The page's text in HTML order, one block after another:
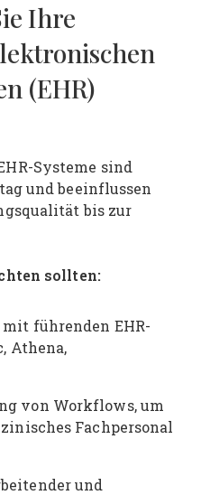
Ihre
(EHR)
Systeme sind
und beeinflussen
bis zur
sollten:
führenden EHR-
Athena,
von Workflows, um
Fachpersonal
und